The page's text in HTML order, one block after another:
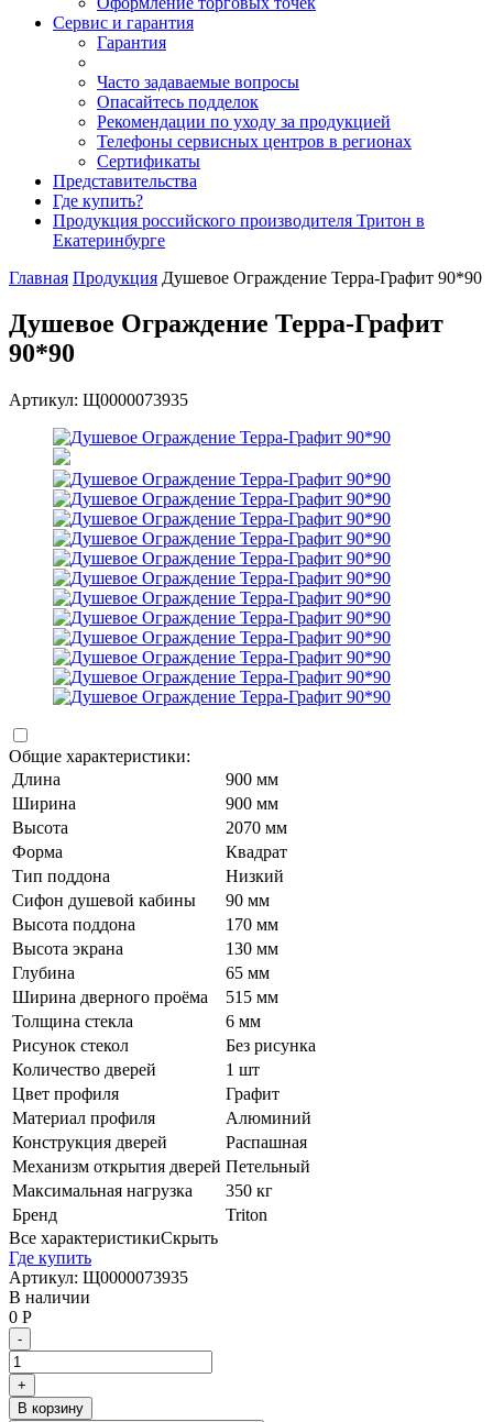
Сервис и гарантия
Гарантия
Часто задаваемые вопросы
Опасайтесь подделок
Рекомендации по уходу за продукцией
Телефоны сервисных центров в регионах
Сертификаты
Представительства
Где купить?
Продукция российского производителя Тритон в
Екатеринбурге
Главная Продукция Душевое Ограждение Терра-Графит 90*90
Душевое Ограждение Терра-Графит
90*90
Артикул: Щ0000073935
Общие характеристики:
Длина
900 мм
Ширина
900 мм
Высота
2070 мм
Форма
Квадрат
Тип поддона
Низкий
Сифон душевой кабины
90 мм
Высота поддона
170 мм
Высота экрана
130 мм
Глубина
65 мм
Ширина дверного проёма
515 мм
Толщина стекла
6 мм
Рисунок стекол
Без рисунка
Количество дверей
1 шт
Цвет профиля
Графит
Материал профиля
Алюминий
Конструкция дверей
Распашная
Механизм открытия дверей Петельный
Максимальная нагрузка
350 кг
Бренд
Triton
Все характеристикиСкрыть
Где купить
Артикул: Щ0000073935
В наличии
0 Р
-
+
В корзину